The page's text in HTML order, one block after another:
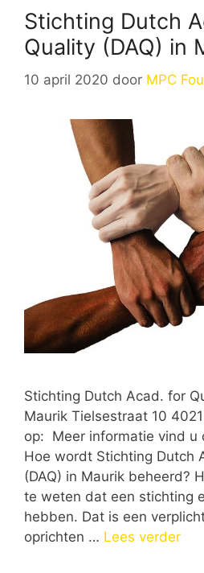
Stichting Dutch
Quality (DAQ) in
10 april 2020 door MPC
Stichting Dutch Acad. for
Maurik Tielsestraat 10
op: Meer informatie vind u
Hoe wordt Stichting Dutch
(DAQ) in Maurik beheerd?
te weten dat een stichting
hebben. Dat is een
oprichten … Lees verder